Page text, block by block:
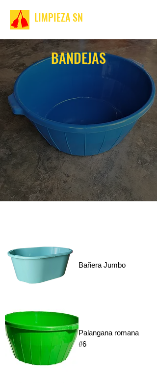
LIMPIEZA SN
BANDEJAS
Bañera Jumbo
Palangana romana
#6